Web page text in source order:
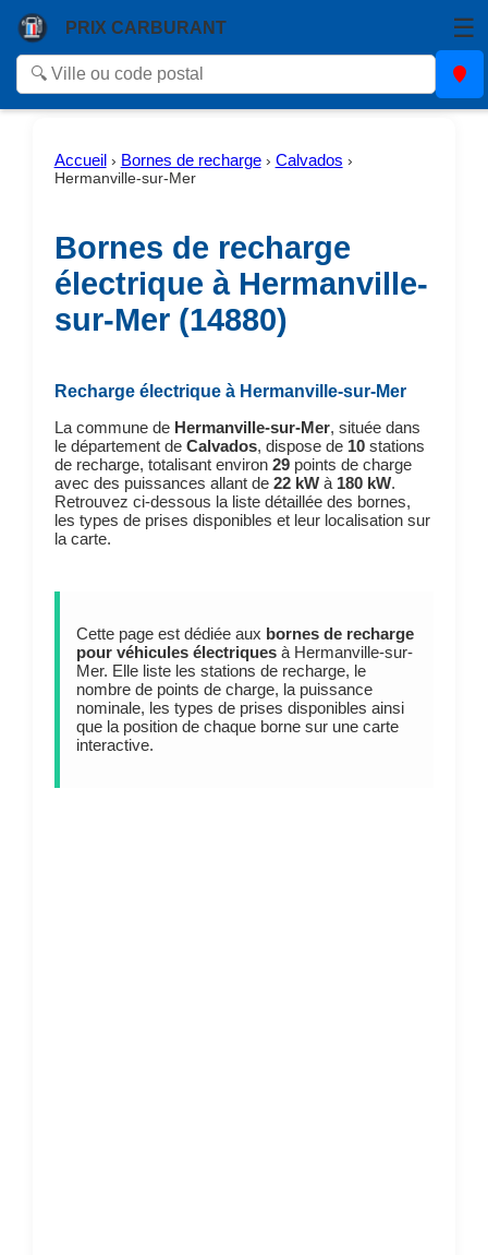
PRIX CARBURANT ☰
Accueil › Bornes de recharge› Calvados ›
Hermanville-sur-Mer
Bornes de recharge
électrique à Hermanville-
sur-Mer (14880)
Recharge électrique à Hermanville-sur-Mer
La commune de Hermanville-sur-Mer, située dans
le département de Calvados, dispose de 10stations
de recharge, totalisant environ 29points de charge
avec des puissances allant de 22 kWà 180 kW.
Retrouvez ci-dessous la liste détaillée des bornes,
les types de prises disponibles et leur localisation sur
la carte.
Cette page est dédiée aux bornes de recharge
pour véhicules électriquesà Hermanville-sur-
Mer. Elle liste les stations de recharge, le
nombre de points de charge, la puissance
nominale, les types de prises disponibles ainsi
que la position de chaque borne sur une carte
interactive.